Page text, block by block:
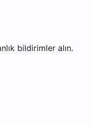
bildirimler alın.